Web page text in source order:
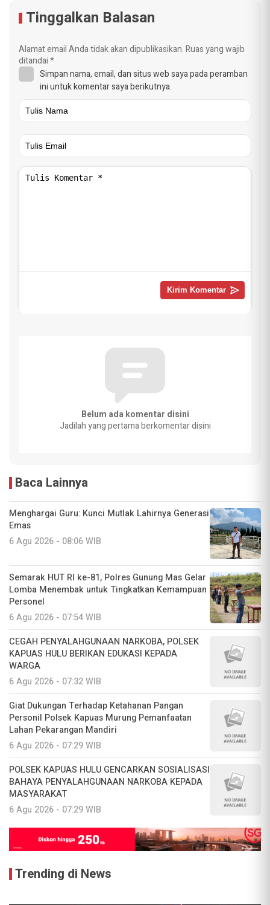
Tinggalkan Balasan
Alamat email Anda tidak akan dipublikasikan.Ruas yang wajib
ditandai*
Simpan nama, email, dan situs web saya pada peramban
ini untuk komentar saya berikutnya.
Belum ada komentar disini
Jadilah yang pertama berkomentar disini
Baca Lainnya
Menghargai Guru: Kunci Mutlak Lahirnya Generasi
Emas
6 Agu 2026 - 08:06 WIB
Semarak HUT RI ke-81, Polres Gunung Mas Gelar
Lomba Menembak untuk Tingkatkan Kemampuan
Personel
6 Agu 2026 - 07:54 WIB
CEGAH PENYALAHGUNAAN NARKOBA, POLSEK
KAPUAS HULU BERIKAN EDUKASI KEPADA
WARGA
6 Agu 2026 - 07:32 WIB
Giat Dukungan Terhadap Ketahanan Pangan
Personil Polsek Kapuas Murung Pemanfaatan
Lahan Pekarangan Mandiri
6 Agu 2026 - 07:29 WIB
POLSEK KAPUAS HULU GENCARKAN SOSIALISASI
BAHAYA PENYALAHGUNAAN NARKOBA KEPADA
MASYARAKAT
6 Agu 2026 - 07:29 WIB
Trending di News